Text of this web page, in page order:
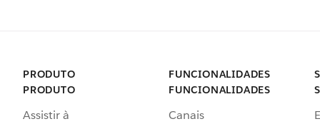
PRODUTO
PRODUTO
Assistir à
FUNCIONALIDADES
FUNCIONALIDADES
Canais